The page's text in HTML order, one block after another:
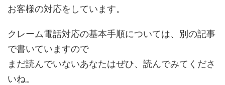
お客様の対応をしています。
クレーム電話対応の基本手順については、別の記事
で書いていますので
まだ読んでいないあなたはぜひ、読んでみてくださ
いね。